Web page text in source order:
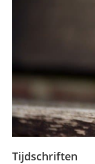
Tijdschriften